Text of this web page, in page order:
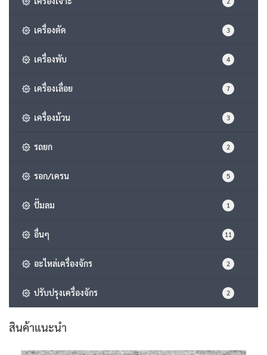
เครื่องตัด 3
เครื่องพับ 4
เครื่องเลื่อย 7
เครื่องม้วน 3
รถยก 2
รอก/เครน 5
ปั๊มลม 1
อื่นๆ 11
อะไหล่เครื่องจักร 2
ปรับปรุงเครื่องจักร 2
สินค้าแนะนำ